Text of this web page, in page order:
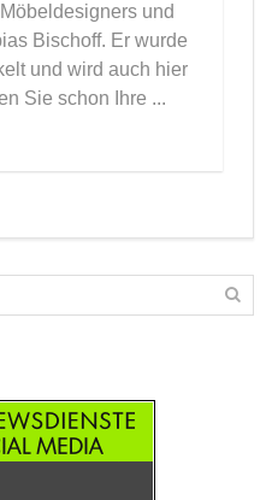
und
Bischoff. Er wurde
und wird auch hier
Sie schon Ihre ...